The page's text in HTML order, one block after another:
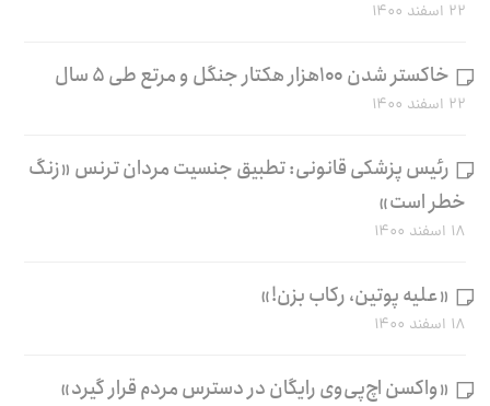
۲۲ اسفند ۱۴۰۰
خاکستر شدن ۱۰۰هزار هکتار جنگل و مرتع طی ۵ سال
۲۲ اسفند ۱۴۰۰
رئیس پزشکی قانونی: تطبیق جنسیت مردان ترنس «زنگ
خطر است»
۱۸ اسفند ۱۴۰۰
«علیه پوتین، رکاب بزن!»
۱۸ اسفند ۱۴۰۰
«واکسن اچ‌پی‌وی رایگان در دسترس مردم قرار گیرد»